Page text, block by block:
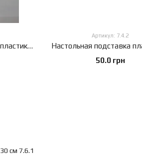
Настольная подставка пластиковая на 2 флажока
Артикул: 7.4.2
50.0 грн